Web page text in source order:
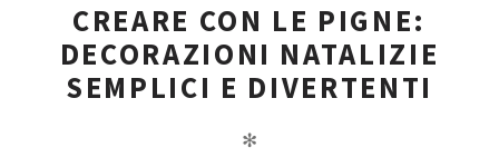
CREARE CON LE PIGNE:
DECORAZIONI NATALIZIE
SEMPLICI E DIVERTENTI
✻